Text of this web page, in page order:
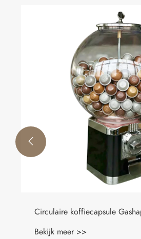
Spiraalmachine van 130 cm
Bekijk meer >>
